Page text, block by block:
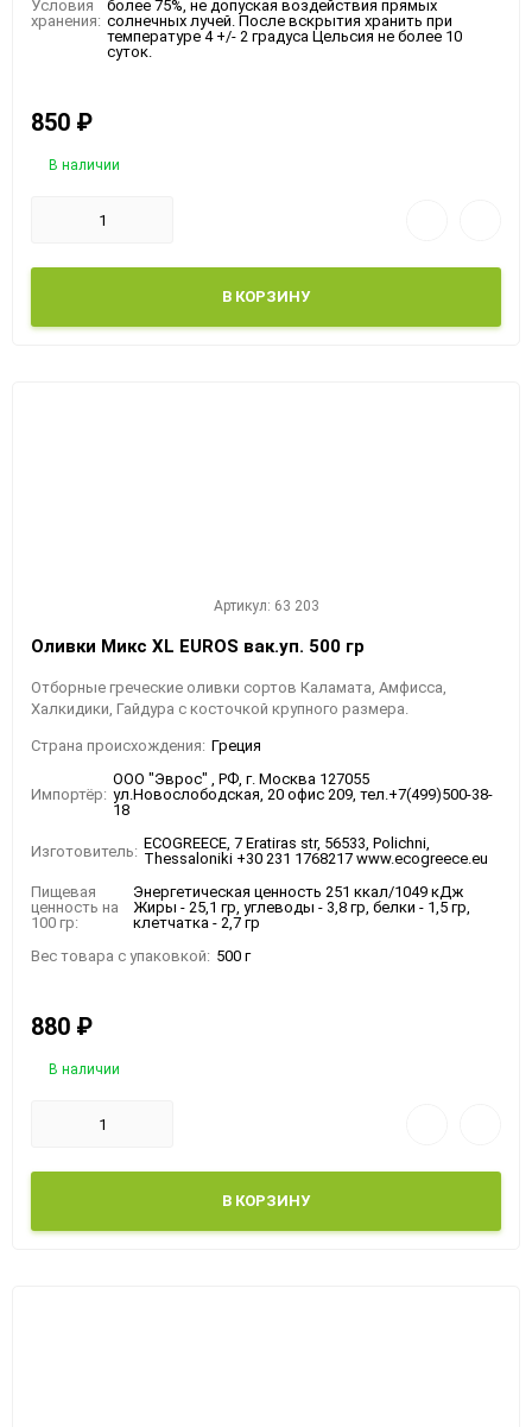
Условия
хранения:
более 75%, не допуская воздействия прямых
солнечных лучей. После вскрытия хранить при
температуре 4 +/- 2 градуса Цельсия не более 10
суток.
850 ₽
В наличии
В КОРЗИНУ
Артикул: 63 203
Оливки Микс XL EUROS вак.уп. 500 гр
Отборные греческие оливки сортов Каламата, Амфисса,
Халкидики, Гайдура с косточкой крупного размера.
Страна происхождения: Греция
Импортёр:
ООО "Эврос" , РФ, г. Москва 127055
ул.Новослободская, 20 офис 209, тел.+7(499)500-38-
18
Изготовитель: ECOGREECE, 7 Eratiras str, 56533, Polichni,
Thessaloniki +30 231 1768217 www.ecogreece.eu
Пищевая
ценность на
100 гр:
Энергетическая ценность 251 ккал/1049 кДж
Жиры - 25,1 гр, углеводы - 3,8 гр, белки - 1,5 гр,
клетчатка - 2,7 гр
Вес товара с упаковкой: 500 г
880 ₽
В наличии
В КОРЗИНУ